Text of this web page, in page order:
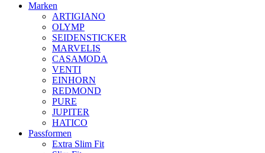
Marken
ARTIGIANO
OLYMP
SEIDENSTICKER
MARVELIS
CASAMODA
VENTI
EINHORN
REDMOND
PURE
JUPITER
HATICO
Passformen
Extra Slim Fit